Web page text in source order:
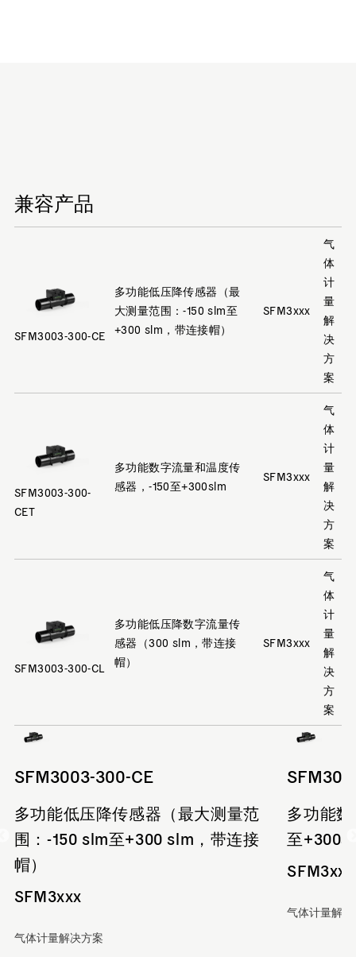
兼容产品
SFM3003-300-CE
多功能低压降传感器（最
大测量范围：-150 slm至
+300 slm，带连接帽）
SFM3xxx
气
体
计
量
解
决
方
案
SFM3003-300-
CET
多功能数字流量和温度传
感器，-150至+300slm
SFM3xxx
气
体
计
量
解
决
方
案
SFM3003-300-CL
多功能低压降数字流量传
感器（300 slm，带连接
帽）
SFM3xxx
气
体
计
量
解
决
方
案
SFM3003-300-CE
多功能低压降传感器（最大测量范
围：-150 slm至+300 slm，带连接
帽）
SFM3xxx
气体计量解决方案
多功能
至
SFM3xxx
气体计量解